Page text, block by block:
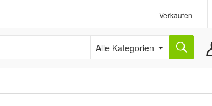
Verkaufen
Alle Kategorien